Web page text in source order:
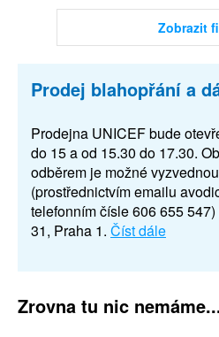
Zobrazit
Prodej blahopřání a
Prodejna UNICEF bude
do 15 a od 15.30 do 17.30.
odběrem je možné
(prostřednictvím emailu
telefonním čísle 606 655
31, Praha 1. Číst dále
Zrovna tu nic